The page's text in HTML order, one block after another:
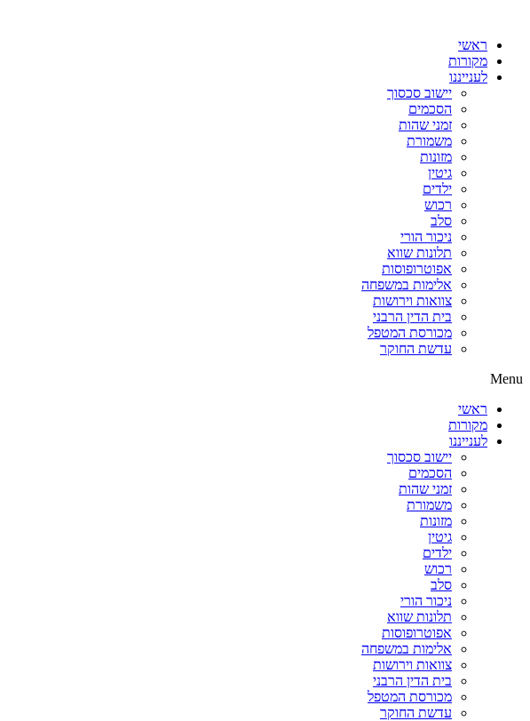
ראשי
מקורות
לענייננו
יישוב סכסוך
הסכמים
זמני שהות
משמורת
מזונות
גיטין
ילדים
רכוש
סלב
ניכור הורי
תלונות שווא
אפוטרופוסות
אלימות במשפחה
צוואות וירושות
בית הדין הרבני
מכורסת המטפל
עדשת החוקר
Menu
ראשי
מקורות
לענייננו
יישוב סכסוך
הסכמים
זמני שהות
משמורת
מזונות
גיטין
ילדים
רכוש
סלב
ניכור הורי
תלונות שווא
אפוטרופוסות
אלימות במשפחה
צוואות וירושות
בית הדין הרבני
מכורסת המטפל
עדשת החוקר